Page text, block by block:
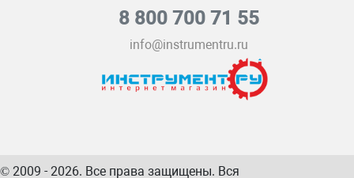
8 800 700 71 55
info@instrumentru.ru
© 2009 - 2026. Все права защищены. Вся